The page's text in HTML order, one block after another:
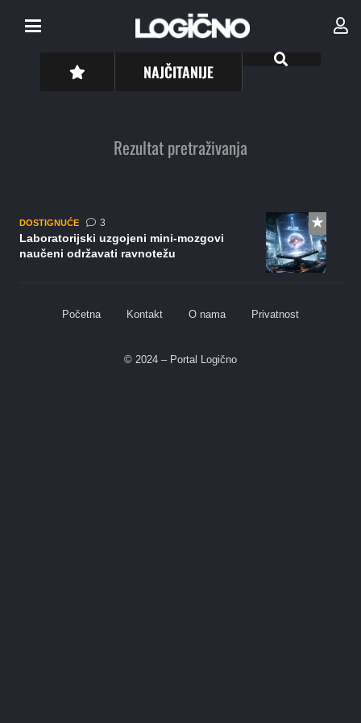
NAJČITANIJE
Rezultat pretraživanja
DOSTIGNUĆE 3komentara
Laboratorijski uzgojeni mini-mozgovi
naučeni održavati ravnotežu
Početna Kontakt O nama Privatnost
© 2024 – Portal Logično